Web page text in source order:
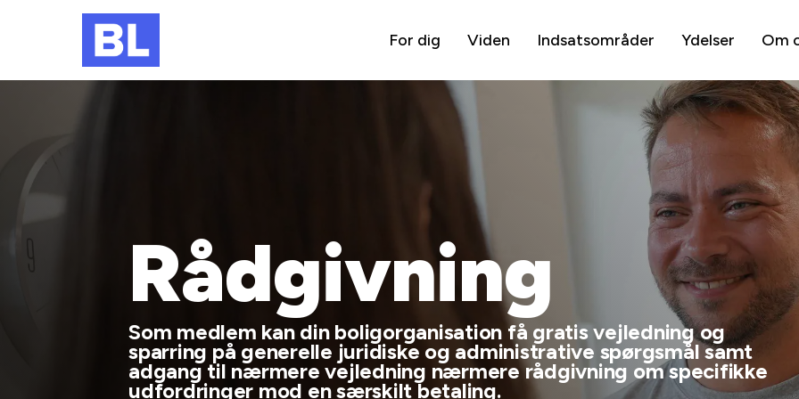
For dig Viden Indsatsområder Ydelser Om
Rådgivning
Som medlem kan din boligorganisation få gratis vejledning og
sparring på generelle juridiske og administrative spørgsmål samt
adgang til nærmere vejledning nærmere rådgivning om specifikke
udfordringer mod en særskilt betaling.